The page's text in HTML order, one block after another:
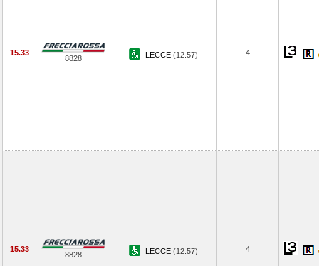
15.33
8828 LECCE (12.57) 4
15.33
8828 LECCE (12.57) 4